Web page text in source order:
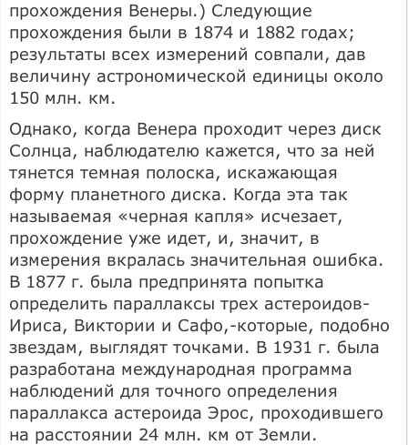
прохождения Венеры.) Следующие
прохождения были в 1874 и 1882 годах;
результаты всех измерений совпали, дав
величину астрономической единицы около
150 млн. км.
Однако, когда Венера проходит через диск
Солнца, наблюдателю кажется, что за ней
тянется темная полоска, искажающая
форму планетного диска. Когда эта так
называемая «черная капля» исчезает,
прохождение уже идет, и, значит, в
измерения вкралась значительная ошибка.
В 1877 г. была предпринята попытка
определить параллаксы трех астероидов-
Ириса, Виктории и Сафо,-которые, подобно
звездам, выглядят точками. В 1931 г. была
разработана международная программа
наблюдений для точного определения
параллакса астероида Эрос, проходившего
на расстоянии 24 млн. км от Земли.